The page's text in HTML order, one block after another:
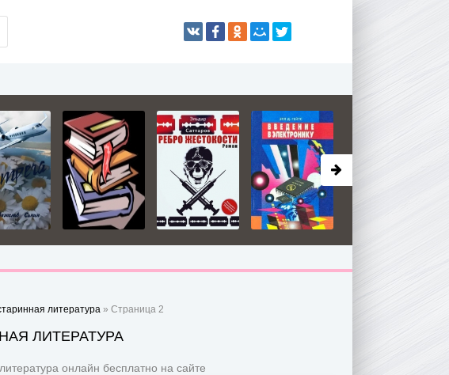
литература » Страница 2
ЛИТЕРАТУРА
онлайн бесплатно на сайте